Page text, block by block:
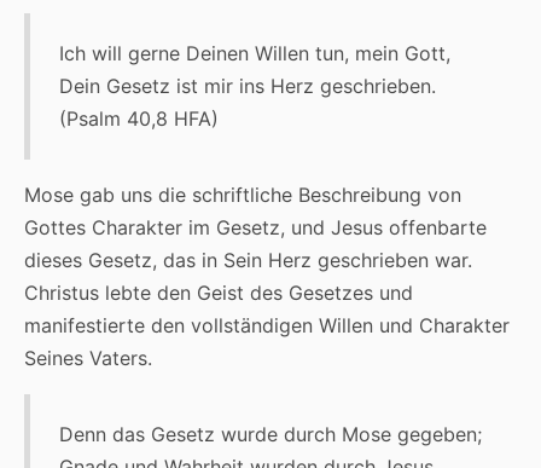
Ich will gerne Deinen Willen tun, mein Gott,
Dein Gesetz ist mir ins Herz geschrieben.
(Psalm 40,8 HFA)
Mose gab uns die schriftliche Beschreibung von
Gottes Charakter im Gesetz, und Jesus offenbarte
dieses Gesetz, das in Sein Herz geschrieben war.
Christus lebte den Geist des Gesetzes und
manifestierte den vollständigen Willen und Charakter
Seines Vaters.
Denn das Gesetz wurde durch Mose gegeben;